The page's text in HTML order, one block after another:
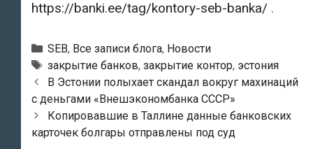
https://banki.ee/tag/kontory-seb-banka/ .
Рубрики
SEB, Все записи блога, Новости
Тэги
закрытие банков, закрытие контор, эстония
Навигация
по
записям
В Эстонии полыхает скандал вокруг махинаций
с деньгами «Внешэкономбанка СССР»
Копировавшие в Таллине данные банковских
карточек болгары отправлены под суд